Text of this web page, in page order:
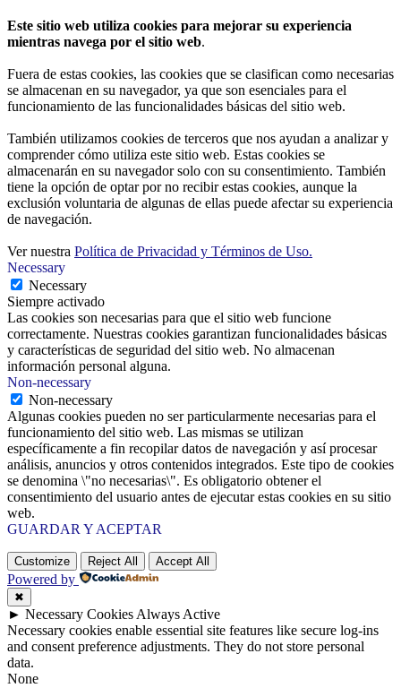
Este sitio web utiliza cookies para mejorar su experiencia
mientras navega por el sitio web.
Fuera de estas cookies, las cookies que se clasifican como necesarias
se almacenan en su navegador, ya que son esenciales para el
funcionamiento de las funcionalidades básicas del sitio web.
También utilizamos cookies de terceros que nos ayudan a analizar y
comprender cómo utiliza este sitio web. Estas cookies se
almacenarán en su navegador solo con su consentimiento. También
tiene la opción de optar por no recibir estas cookies, aunque la
exclusión voluntaria de algunas de ellas puede afectar su experiencia
de navegación.
Ver nuestra Política de Privacidad y Términos de Uso.
Necessary
Necessary
Siempre activado
Las cookies son necesarias para que el sitio web funcione
correctamente. Nuestras cookies garantizan funcionalidades básicas
y características de seguridad del sitio web. No almacenan
información personal alguna.
Non-necessary
Non-necessary
Algunas cookies pueden no ser particularmente necesarias para el
funcionamiento del sitio web. Las mismas se utilizan
específicamente a fin recopilar datos de navegación y así procesar
análisis, anuncios y otros contenidos integrados. Este tipo de cookies
se denomina \"no necesarias\". Es obligatorio obtener el
consentimiento del usuario antes de ejecutar estas cookies en su sitio
web.
GUARDAR Y ACEPTAR
Customize Reject All Accept All
Powered by
✖
► Necessary CookiesAlways Active
Necessary cookies enable essential site features like secure log-ins
and consent preference adjustments. They do not store personal
data.
None